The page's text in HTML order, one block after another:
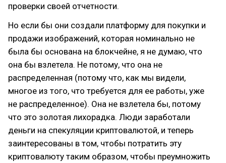
проверки своей отчетности.
Но если бы они создали платформу для покупки и
продажи изображений, которая номинально не
была бы основана на блокчейне, я не думаю, что
она бы взлетела. Не потому, что она не
распределенная (потому что, как мы видели,
многое из того, что требуется для ее работы, уже
не распределенное). Она не взлетела бы, потому
что это золотая лихорадка. Люди заработали
деньги на спекуляции криптовалютой, и теперь
заинтересованы в том, чтобы потратить эту
криптовалюту таким образом, чтобы преумножить